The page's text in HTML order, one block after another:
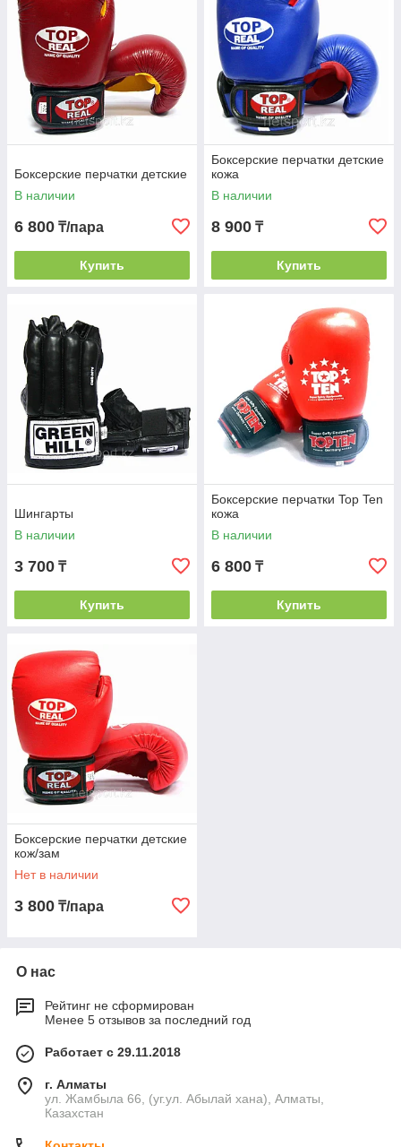
Боксерские перчатки детские
В наличии
6 800 ₸/пара
Купить
Боксерские перчатки детские
кожа
В наличии
8 900 ₸
Купить
Шингарты
В наличии
3 700 ₸
Купить
Боксерские перчатки Top Ten
кожа
В наличии
6 800 ₸
Купить
Боксерские перчатки детские
кож/зам
Нет в наличии
3 800 ₸/пара
О нас
Рейтинг не сформирован
Менее 5 отзывов за последний год
Работает с 29.11.2018
г. Алматы
ул. Жамбыла 66, (уг.ул. Абылай хана), Алматы,
Казахстан